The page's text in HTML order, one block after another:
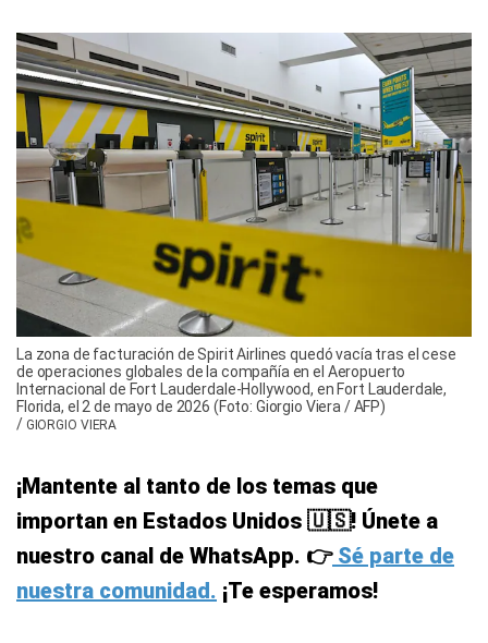
La zona de facturación de Spirit Airlines quedó vacía tras el cese
de operaciones globales de la compañía en el Aeropuerto
Internacional de Fort Lauderdale-Hollywood, en Fort Lauderdale,
Florida, el 2 de mayo de 2026 (Foto: Giorgio Viera / AFP)
/ GIORGIO VIERA
¡Mantente al tanto de los temas que
importan en Estados Unidos 🇺🇸! Únete a
nuestro canal de WhatsApp. 👉Sé parte de
nuestra comunidad. ¡Te esperamos!